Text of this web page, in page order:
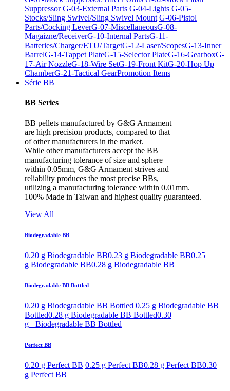
Suppressor G-03-External Parts G-04-Lights G-05-
Stocks/Sling Swivel/Sling Swivel Mount G-06-Pistol
Parts/Cocking LeverG-07-MiscellaneousG-08-
Magaizne/ReceiverG-10-Internal PartsG-11-
Batteries/Charger/ETU/TargetG-12-Laser/ScopesG-13-Inner
BarrelG-14-Tappet PlateG-15-Selector PlateG-16-GearboxG-
17-Air NozzleG-18-Wire SetG-19-Front KitG-20-Hop Up
ChamberG-21-Tactical GearPromotion Items
Série BB
BB Series
BB pellets manufactured by G&G Armament
are high precision products, compared to that
of other manufacturers in the market.
While other manufacturers accept the BB
manufacturing tolerance of size and sphere
within 0.05mm, G&G Armament strives and
reliability produces the most precise BBs,
utilizing a manufacturing tolerance within 0.01mm.
100% Made in Taiwan and highest quality guaranteed.
View All
Biodegradable BB
0.20 g Biodegradable BB0.23 g Biodegradable BB0.25
g Biodegradable BB0.28 g Biodegradable BB
Biodegradable BB Bottled
0.20 g Biodegradable BB Bottled 0.25 g Biodegradable BB
Bottled0.28 g Biodegradable BB Bottled0.30
g+ Biodegradable BB Bottled
Perfect BB
0.20 g Perfect BB 0.25 g Perfect BB0.28 g Perfect BB0.30
g Perfect BB